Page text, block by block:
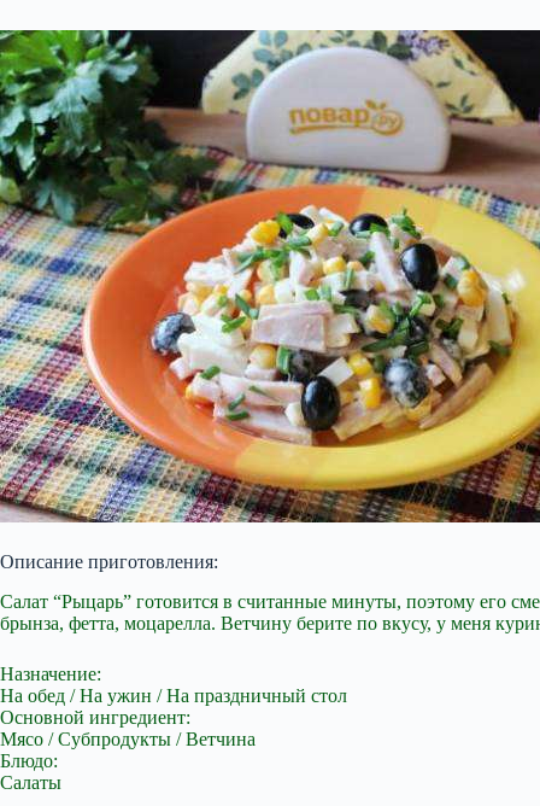
Описание приготовления:
Салат “Рыцарь” готовится в считанные минуты, поэтому его
брынза, фетта, моцарелла. Ветчину берите по вкусу, у меня
Назначение:
На обед / На ужин / На праздничный стол
Основной ингредиент:
Мясо / Субпродукты / Ветчина
Блюдо:
Салаты